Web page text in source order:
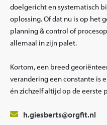
doelgericht en systematisch
oplossing. Of dat nu is op het
planning & control of
allemaal in zijn palet.
Kortom, een breed
verandering een constante is
én zichzelf altijd op de eerste
h.giesberts@orgfit.nl